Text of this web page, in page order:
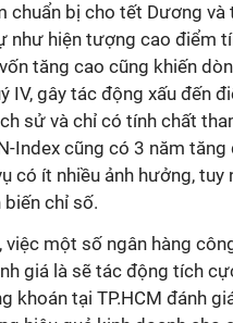
chuẩn bị cho tết Dương và
như hiện tượng cao điểm
tăng cao cũng khiến
IV, gây tác động xấu đến
sử và chỉ có tính chất
Index cũng có 3 năm
có ít nhiều ảnh hưởng,
biến chỉ số.
việc một số ngân hàng
giá là sẽ tác động tích
khoán tại TP.HCM đánh